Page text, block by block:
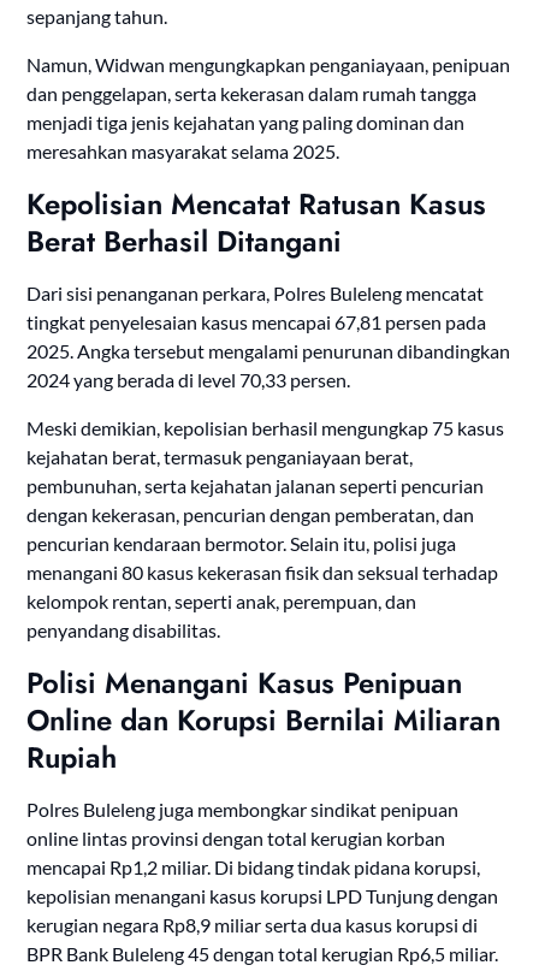
sepanjang tahun.
Namun, Widwan mengungkapkan penganiayaan, penipuan
dan penggelapan, serta kekerasan dalam rumah tangga
menjadi tiga jenis kejahatan yang paling dominan dan
meresahkan masyarakat selama 2025.
Kepolisian Mencatat Ratusan Kasus
Berat Berhasil Ditangani
Dari sisi penanganan perkara, Polres Buleleng mencatat
tingkat penyelesaian kasus mencapai 67,81 persen pada
2025. Angka tersebut mengalami penurunan dibandingkan
2024 yang berada di level 70,33 persen.
Meski demikian, kepolisian berhasil mengungkap 75 kasus
kejahatan berat, termasuk penganiayaan berat,
pembunuhan, serta kejahatan jalanan seperti pencurian
dengan kekerasan, pencurian dengan pemberatan, dan
pencurian kendaraan bermotor. Selain itu, polisi juga
menangani 80 kasus kekerasan fisik dan seksual terhadap
kelompok rentan, seperti anak, perempuan, dan
penyandang disabilitas.
Polisi Menangani Kasus Penipuan
Online dan Korupsi Bernilai Miliaran
Rupiah
Polres Buleleng juga membongkar sindikat penipuan
online lintas provinsi dengan total kerugian korban
mencapai Rp1,2 miliar. Di bidang tindak pidana korupsi,
kepolisian menangani kasus korupsi LPD Tunjung dengan
kerugian negara Rp8,9 miliar serta dua kasus korupsi di
BPR Bank Buleleng 45 dengan total kerugian Rp6,5 miliar.